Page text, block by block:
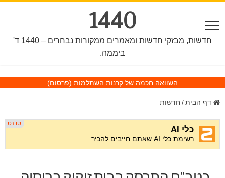
1440
חדשות, מבזקי חדשות ומאמרים ממקורות נבחרים – 1440 ד'
ביממה.
השוואה חכמה של קרנות השתלמות (פרסום)
דף הבית / חדשות